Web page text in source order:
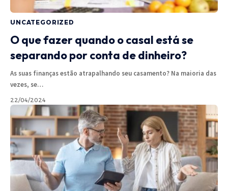
UNCATEGORIZED
O que fazer quando o casal está se
separando por conta de dinheiro?
As suas finanças estão atrapalhando seu casamento? Na maioria das
vezes, se…
22/04/2024